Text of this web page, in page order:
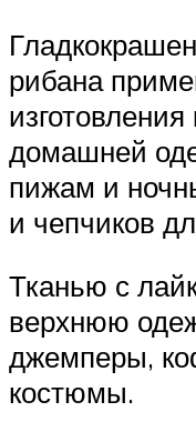
рибана
домашней
пижам и
и чепчиков
Тканью с
верхнюю
джемперы,
костюмы.